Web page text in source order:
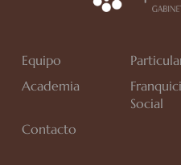
Equipo
Academia
Social
Contacto